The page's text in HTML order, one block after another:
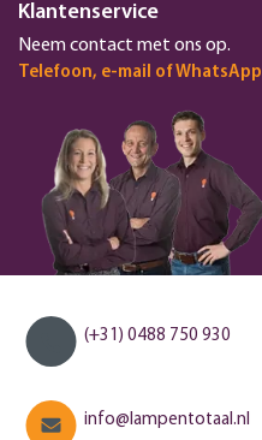
Klantenservice
Neem contact met ons op.
Telefoon, e-mail of WhatsApp
(+31) 0488 750 930
info@lampentotaal.nl